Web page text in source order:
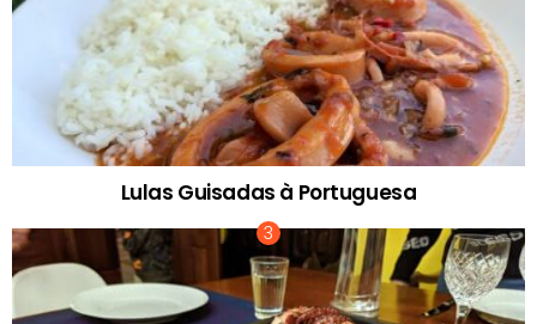
Lulas Guisadas à Portuguesa